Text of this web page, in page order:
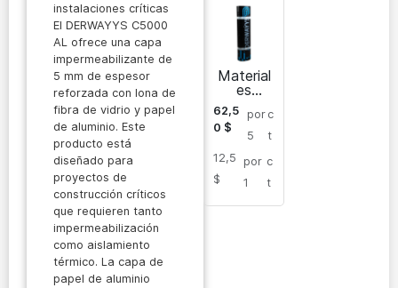
instalaciones críticas
El DERWAYYS C5000
AL ofrece una capa
impermeabilizante de
5 mm de espesor
reforzada con lona de
fibra de vidrio y papel
de aluminio. Este
producto está
diseñado para
proyectos de
construcción críticos
que requieren tanto
impermeabilización
como aislamiento
térmico. La capa de
papel de aluminio
Material
es
imperme
abilizant
es a
betún
isogam
62,5
0 $
por
5
c
t
12,5
$
por
1
c
t